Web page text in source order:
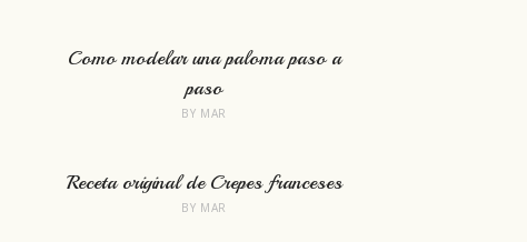
Como modelar una paloma paso a
paso
BY MAR
Receta original de Crepes franceses
BY MAR